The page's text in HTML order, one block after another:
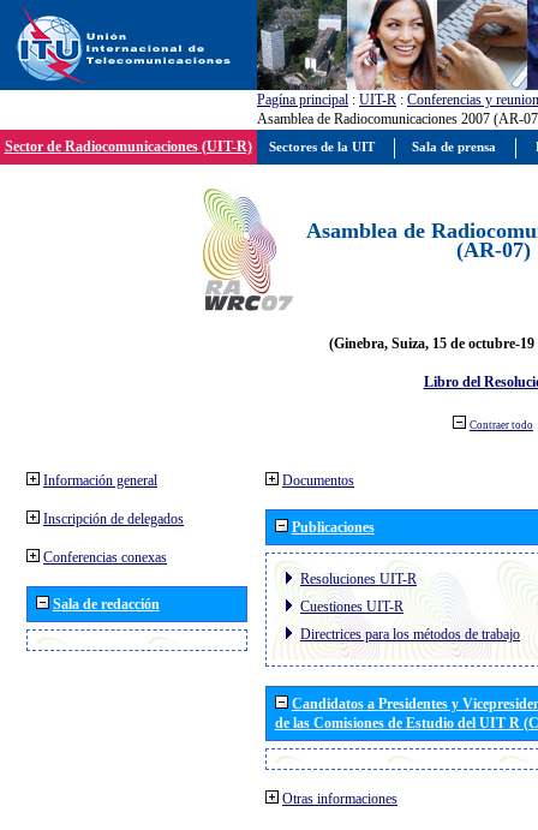
Pagína principal : UIT-R : Conferencias y
Asamblea de Radiocomunicaciones 2007 (AR-
Sector de Radiocomunicaciones (UIT-R)
Asamblea de
(AR-07)
(Ginebra, Suiza, 15 de octubre-19
Libro del
Contraer todo
Información general
Inscripción de delegados
Conferencias conexas
Sala de redacción
Documentos
Publicaciones
Resoluciones UIT-R
Cuestiones UIT-R
Directrices para los métodos de trabajo
Candidatos a Presidentes y
de las Comisiones de Estudio del UIT R
Otras informaciones
Sectores de la UIT Sala de prensa